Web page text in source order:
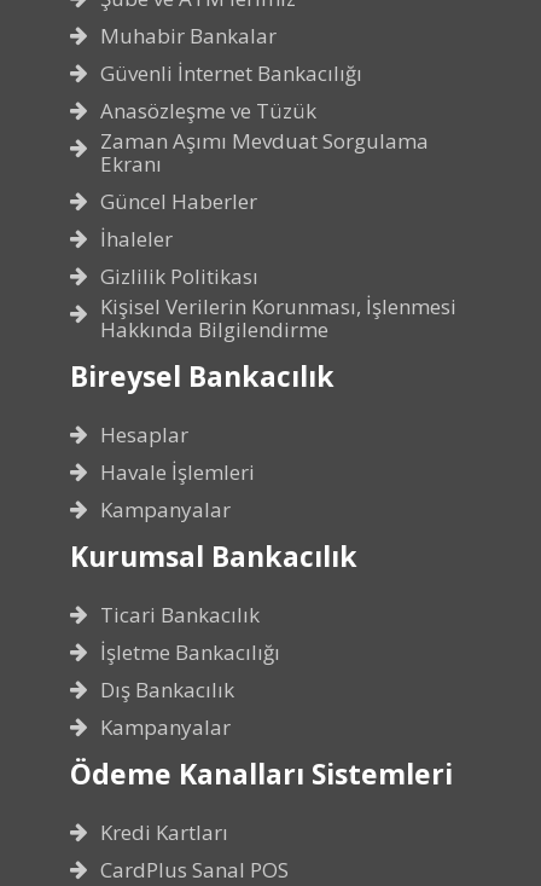
Muhabir Bankalar
Güvenli İnternet Bankacılığı
Anasözleşme ve Tüzük
Zaman Aşımı Mevduat Sorgulama
Ekranı
Güncel Haberler
İhaleler
Gizlilik Politikası
Kişisel Verilerin Korunması, İşlenmesi
Hakkında Bilgilendirme
Bireysel Bankacılık
Hesaplar
Havale İşlemleri
Kampanyalar
Kurumsal Bankacılık
Ticari Bankacılık
İşletme Bankacılığı
Dış Bankacılık
Kampanyalar
Ödeme Kanalları Sistemleri
Kredi Kartları
CardPlus Sanal POS